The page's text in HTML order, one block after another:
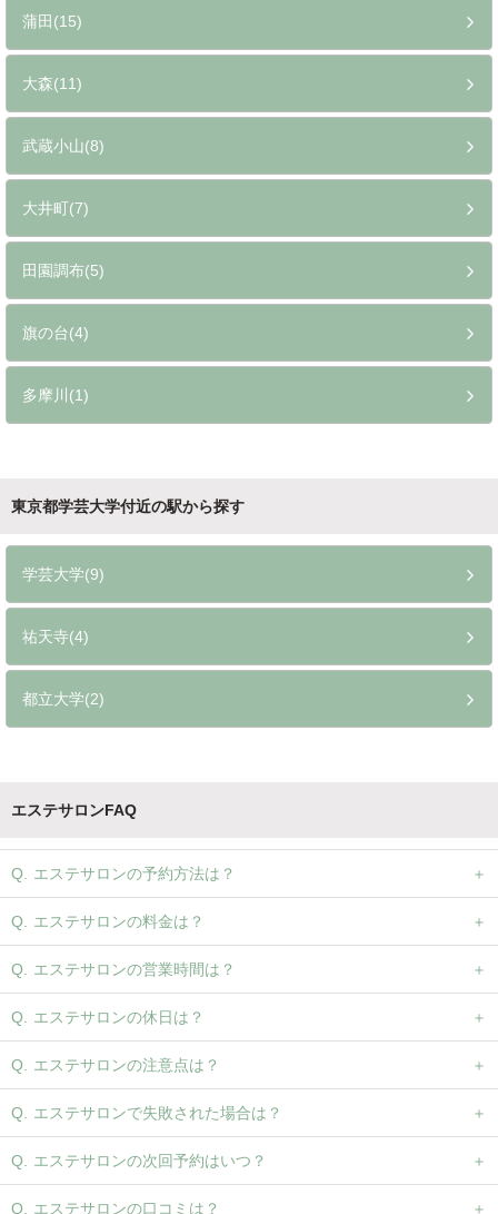
蒲田(15)
大森(11)
武蔵小山(8)
大井町(7)
田園調布(5)
旗の台(4)
多摩川(1)
東京都学芸大学付近の駅から探す
学芸大学(9)
祐天寺(4)
都立大学(2)
エステサロンFAQ
エステサロンの予約方法は？
エステサロンの料金は？
エステサロンの営業時間は？
エステサロンの休日は？
エステサロンの注意点は？
エステサロンで失敗された場合は？
エステサロンの次回予約はいつ？
エステサロンの口コミは？